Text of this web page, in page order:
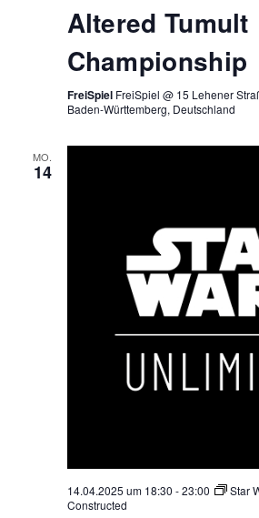
Altered Tumult
Championship
FreiSpiel FreiSpiel @ 15 Lehener
Baden-Württemberg, Deutschland
MO.
14
14.04.2025 um 18:30 -23:00
Star
Constructed